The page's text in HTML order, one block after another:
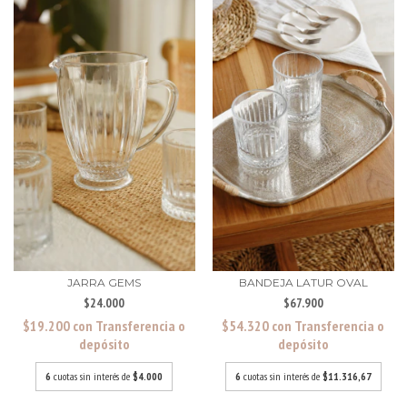
JARRA GEMS
$24.000
$19.200 con Transferencia o
depósito
6 cuotas sin interés de $4.000
BANDEJA LATUR OVAL
$67.900
$54.320 con Transferencia o
depósito
6 cuotas sin interés de $11.316,67